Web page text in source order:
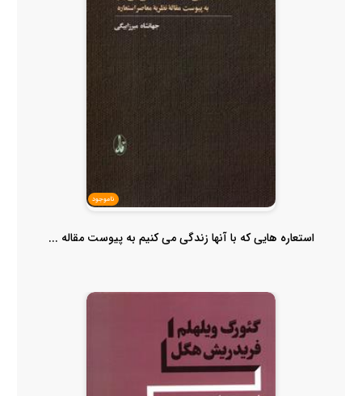
ناموجود
استعاره هایی که با آنها زندگی می کنیم به پیوست مقاله ...